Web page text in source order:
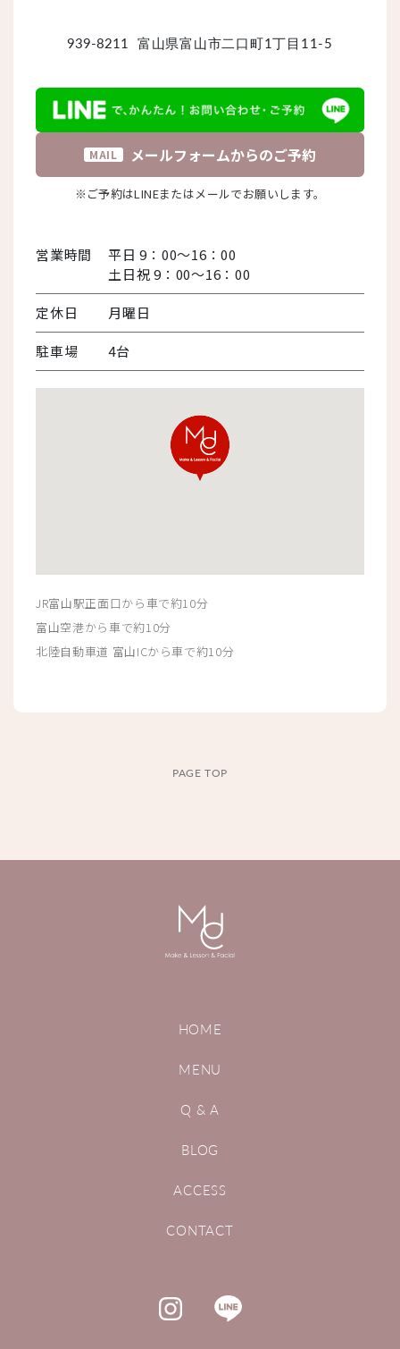
939-8211 富山県富山市二口町1丁目11-5
MAIL メールフォームからのご予約
※ご予約はLINEまたはメールでお願いします。
営業時間
平日 9：00～16：00
土日祝 9：00～16：00
定休日 月曜日
駐車場 4台
JR富山駅正面口から車で約10分
富山空港から車で約10分
北陸自動車道 富山ICから車で約10分
PAGE TOP
HOME
MENU
Q & A
BLOG
ACCESS
CONTACT